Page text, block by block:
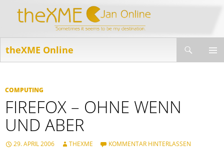
theXME Online
COMPUTING
FIREFOX – OHNE WENN
UND ABER
29. APRIL 2006 THEXME KOMMENTAR HINTERLASSEN